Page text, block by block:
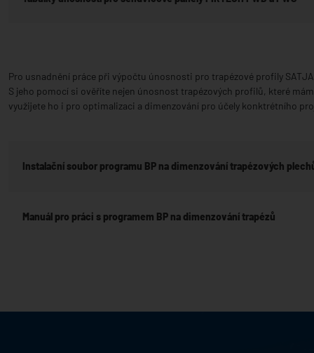
Pro usnadnění práce při výpočtu únosnosti pro trapézové profily
S jeho pomocí si ověříte nejen únosnost trapézových profilů, které
využijete ho i pro optimalizaci a dimenzování pro účely konktrétního
Instalační soubor programu BP na dimenzování trapézových
Manuál pro práci s programem BP na dimenzování trapézů